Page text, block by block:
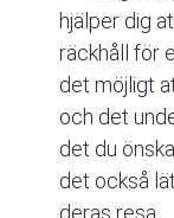
hjälper dig
räckhåll för
det möjligt
och det
det du
det också
deras resa.